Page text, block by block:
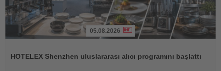
05.08.2026
HOTELEX Shenzhen uluslararası alıcı programını başlattı